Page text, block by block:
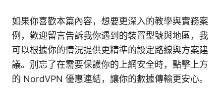
如果你喜歡本篇內容，想要更深入的教學與實務案
例，歡迎留言告訴我你遇到的裝置型號與地區，我
可以根據你的情況提供更精準的設定路線與方案建
議。別忘了在需要保護你的上網安全時，點擊上方
的 NordVPN 優惠連結，讓你的數據傳輸更安心。